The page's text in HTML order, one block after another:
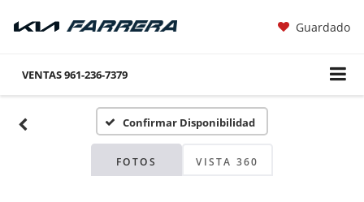
Guardado
VENTAS961-236-7379
Confirmar Disponibilidad
FOTOS VISTA 360
Fotos No
Disponibles
Por favor, revise luego